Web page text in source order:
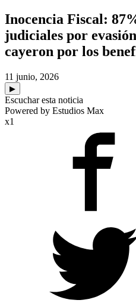
Inocencia Fiscal:
judiciales por
cayeron por los
11 junio, 2026
▶
Escuchar esta noticia
Powered by Estudios Max
x1